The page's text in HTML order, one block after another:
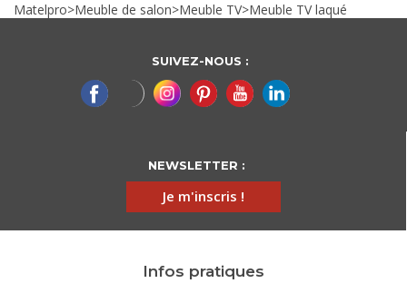
Matelpro>Meuble de salon>Meuble TV>Meuble TV laqué
SUIVEZ-NOUS :
NEWSLETTER :
Je m'inscris !
Infos pratiques